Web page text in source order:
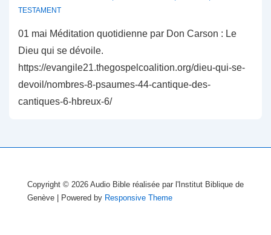
TESTAMENT
01 mai Méditation quotidienne par Don Carson : Le
Dieu qui se dévoile.
https://evangile21.thegospelcoalition.org/dieu-qui-se-
devoil/nombres-8-psaumes-44-cantique-des-
cantiques-6-hbreux-6/
Copyright © 2026 Audio Bible réalisée par l'Institut Biblique de
Genève
| Powered by Responsive Theme